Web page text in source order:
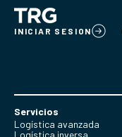
INICIAR SESION
Servicios
Logística avanzada